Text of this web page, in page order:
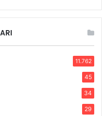
11.762
45
34
29